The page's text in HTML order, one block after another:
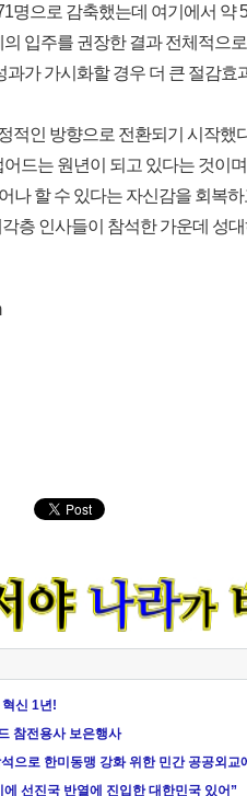
명으로 감축했는데 여기에서 약
입주를 권장한 결과 전체적으
가 가시화할 경우 더 큰 절감효
적인 방향으로 전환되기 시작했
드는 원년이 되고 있다는 것이
나 할 수 있다는 자신감을 회복
층 인사들이 참석한 가운데 성
신 1년!
참전용사 보은행사
으로 한미동맹 강화 위한 민간 공공외교
선진국 반열에 진입한 대한민국 있어”